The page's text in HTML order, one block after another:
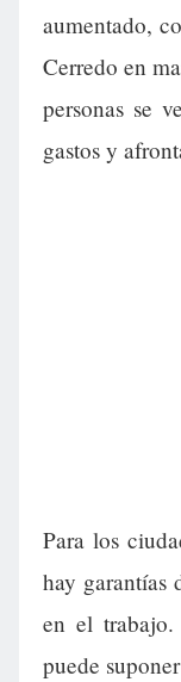
aumentado,
Cerredo en
personas se
gastos y
Para los
hay garantías
en el
puede